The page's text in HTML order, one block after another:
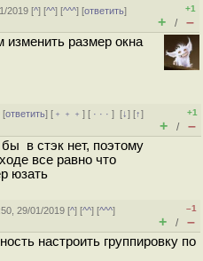
2019 [^] [^^] [^^^] [ответить]
+1
+ / –
изменить размер окна
[ответить] [ ﹢﹢﹢] [ · · ·][↓] [↑]
+1
+ / –
в стэк нет, поэтому
все равно что
юзать
29/01/2019 [^] [^^] [^^^]
–1
+ / –
настроить группировку по